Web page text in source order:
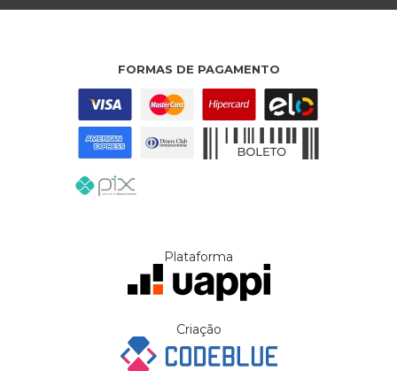
FORMAS DE PAGAMENTO
Plataforma
Criação